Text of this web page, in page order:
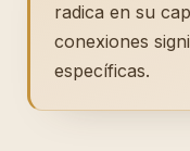
radica en su
conexiones
específicas.